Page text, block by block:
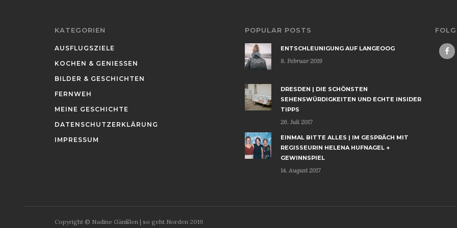
KATEGORIEN
AUSFLUGSZIELE
KOCHEN & GENIESSEN
BILDER & GESCHICHTEN
FERNWEH
MEINE GESCHICHTE
DATENSCHUTZERKLÄRUNG
IMPRESSUM
POPULAR POSTS
ENTSCHLEUNIGUNG AUF LANGEOOG
8. Februar 2019
DRESDEN | DIE SCHÖNSTEN
SEHENSWÜRDIGKEITEN UND ECHTE INSIDER
TIPPS
26. Juli 2017
EINMAL BITTE ALLES | IM GESPRÄCH MIT
REGISSEURIN HELENA HUFNAGEL +
GEWINNSPIEL
14. August 2017
Copyright © Nadine Gänßlen | so geht Norden 2019